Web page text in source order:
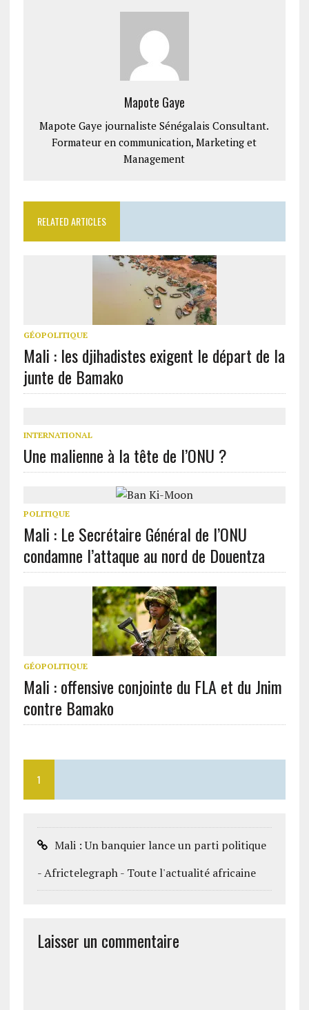
Mapote Gaye
Mapote Gaye journaliste Sénégalais Consultant.
Formateur en communication, Marketing et
Management
RELATED ARTICLES
GÉOPOLITIQUE
Mali : les djihadistes exigent le départ de la
junte de Bamako
INTERNATIONAL
Une malienne à la tête de l’ONU ?
POLITIQUE
Mali : Le Secrétaire Général de l’ONU
condamne l’attaque au nord de Douentza
GÉOPOLITIQUE
Mali : offensive conjointe du FLA et du Jnim
contre Bamako
1
Mali : Un banquier lance un parti politique
- Africtelegraph - Toute l'actualité africaine
Laisser un commentaire